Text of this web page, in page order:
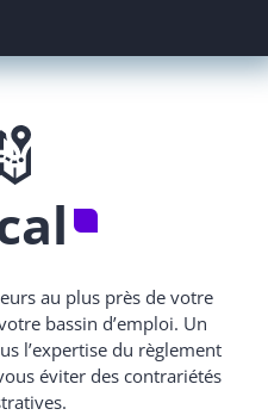
au plus près de votre
bassin d’emploi. Un
l’expertise du règlement
éviter des contrariétés